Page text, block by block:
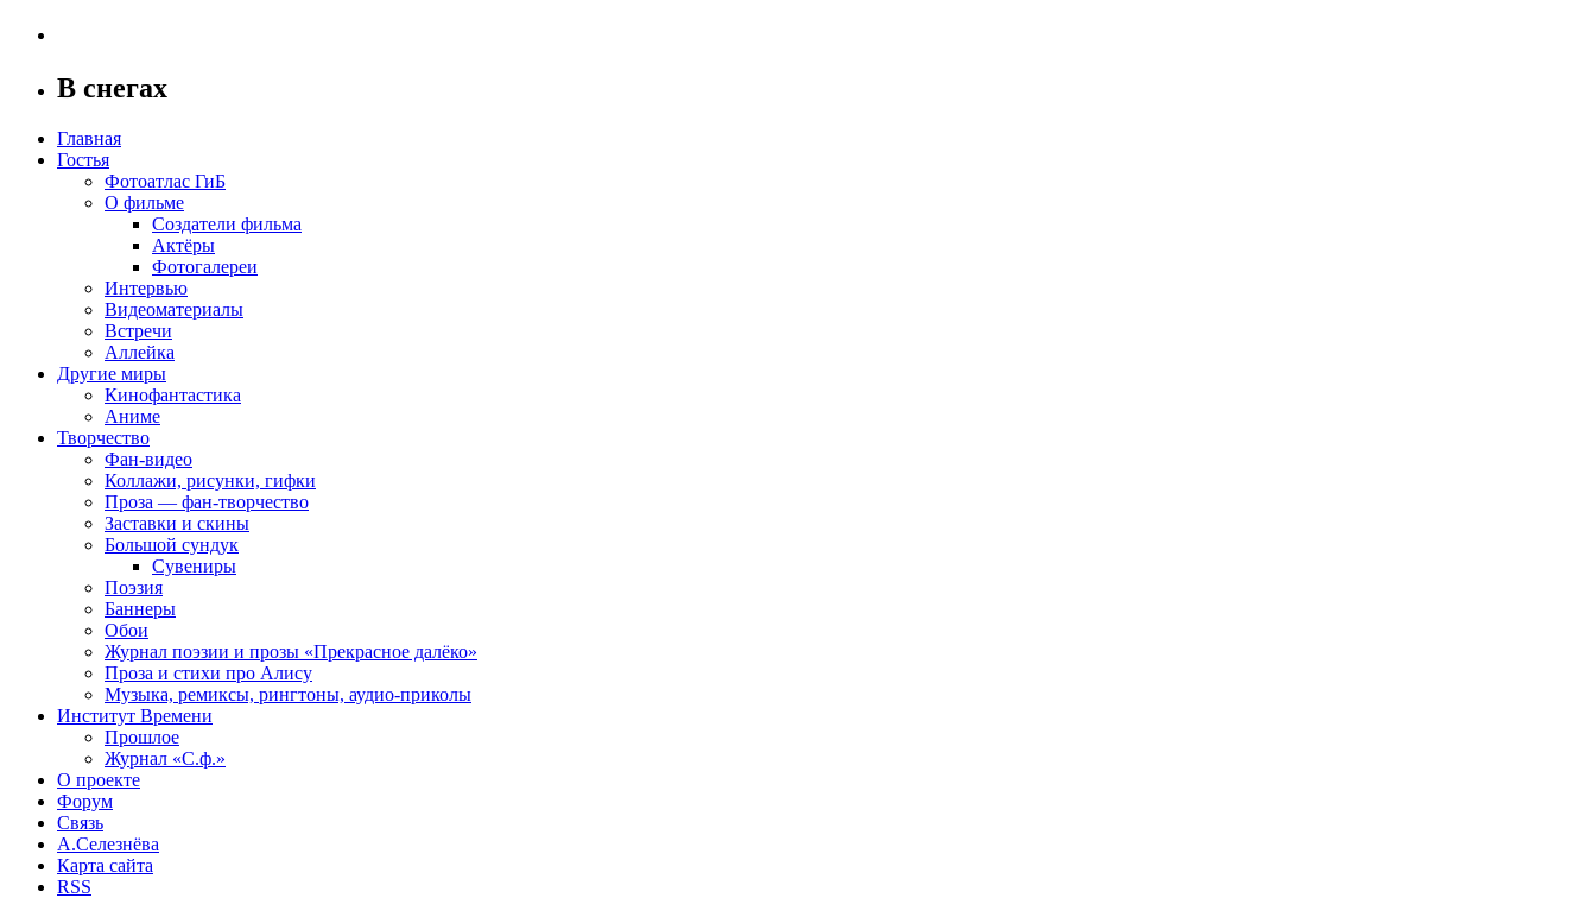
В снегах
Главная
Гостья
Фотоатлас ГиБ
О фильме
Создатели фильма
Актёры
Фотогалереи
Интервью
Видеоматериалы
Встречи
Аллейка
Другие миры
Кинофантастика
Аниме
Творчество
Фан-видео
Коллажи, рисунки, гифки
Проза — фан-творчество
Заставки и скины
Большой сундук
Сувениры
Поэзия
Баннеры
Обои
Журнал поэзии и прозы «Прекрасное далёко»
Проза и стихи про Алису
Музыка, ремиксы, рингтоны, аудио-приколы
Институт Времени
Прошлое
Журнал «С.ф.»
О проекте
Форум
Связь
А.Селезнёва
Карта сайта
RSS